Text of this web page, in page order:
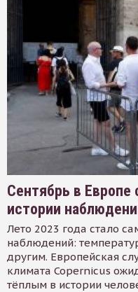
Сентябрь в
истории
Лето 2023 года стало
наблюдений:
другим. Европейская
климата Copernicus
тёплым в истории